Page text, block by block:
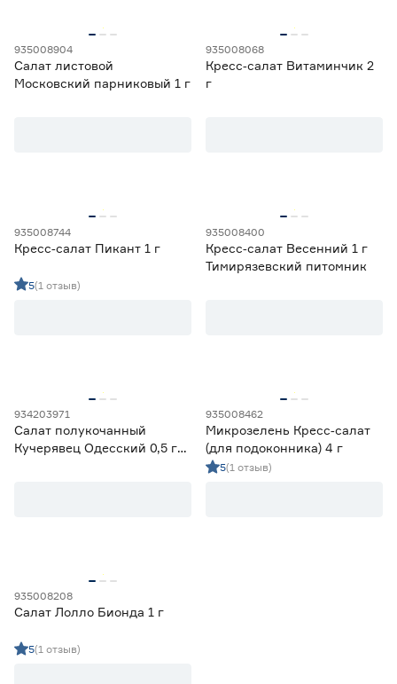
935008904
Салат листовой
Московский парниковый 1 г
935008068
Кресс‑салат Витаминчик 2
г
935008744
Кресс‑салат Пикант 1 г
5(1 отзыв)
935008400
Кресс‑салат Весенний 1 г
Тимирязевский питомник
934203971
Салат полукочанный
Кучерявец Одесский 0,5 г
935008462
Микрозелень Кресс‑салат
(для подоконника) 4 г
5(1 отзыв)
935008208
Салат Лолло Бионда 1 г
5(1 отзыв)